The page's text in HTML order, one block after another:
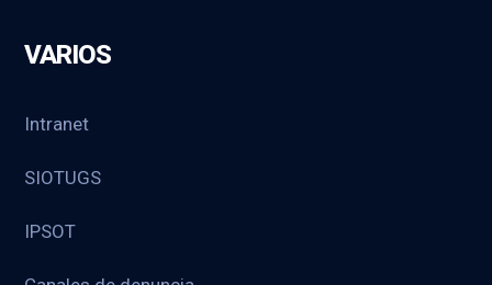
VARIOS
Intranet
SIOTUGS
IPSOT